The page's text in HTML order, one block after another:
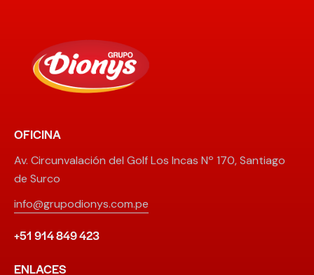
OFICINA
Av. Circunvalación del Golf Los Incas Nº 170, Santiago
de Surco
info@grupodionys.com.pe
+51 914 849 423
ENLACES